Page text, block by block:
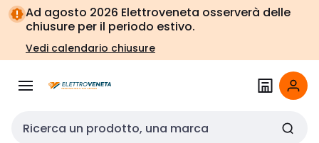
Vai alla
navigazione
Vai
alla
pagina
Ad agosto 2026 Elettroveneta osserverà delle
chiusure per il periodo estivo.
Vedi calendario chiusure
Cerca input